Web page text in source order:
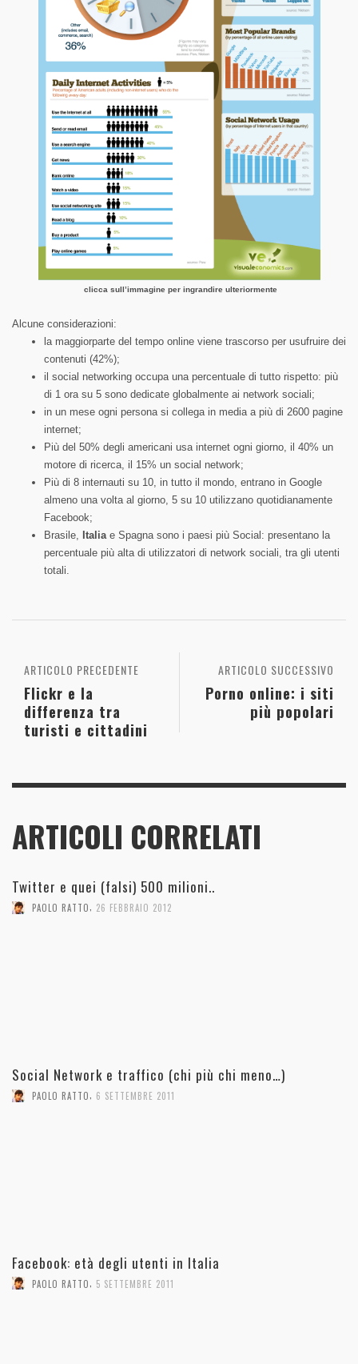
clicca sull’immagine per ingrandire ulteriormente
Alcune considerazioni:
la maggiorparte del tempo online viene trascorso per usufruire dei
contenuti (42%);
il social networking occupa una percentuale di tutto rispetto: più
di 1 ora su 5 sono dedicate globalmente ai network sociali;
in un mese ogni persona si collega in media a più di 2600 pagine
internet;
Più del 50% degli americani usa internet ogni giorno, il 40% un
motore di ricerca, il 15% un social network;
Più di 8 internauti su 10, in tutto il mondo, entrano in Google
almeno una volta al giorno, 5 su 10 utilizzano quotidianamente
Facebook;
Brasile,
Italia e Spagna sono i paesi più Social: presentano la
percentuale più alta di utilizzatori di network sociali, tra gli utenti
totali.
ARTICOLO SUCCESSIVO
Porno online: i siti
più popolari
ARTICOLO PRECEDENTE
Flickr e la
differenza tra
turisti e cittadini
ARTICOLI CORRELATI
Twitter e quei (falsi) 500 milioni..
PAOLO RATTO 26 FEBBRAIO 2012
Social Network e traffico (chi più chi meno…)
PAOLO RATTO 6 SETTEMBRE 2011
Facebook: età degli utenti in Italia
PAOLO RATTO 5 SETTEMBRE 2011